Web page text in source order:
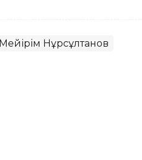
Мейірім Нұрсұлтанов